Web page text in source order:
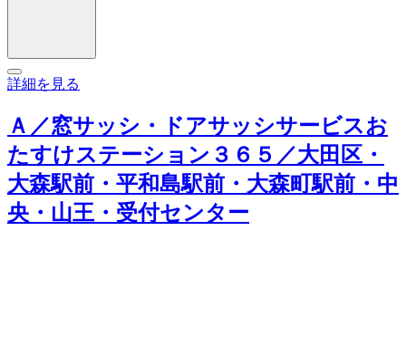
詳細を見る
Ａ／窓サッシ・ドアサッシサービスお
たすけステーション３６５／大田区・
大森駅前・平和島駅前・大森町駅前・中
央・山王・受付センター